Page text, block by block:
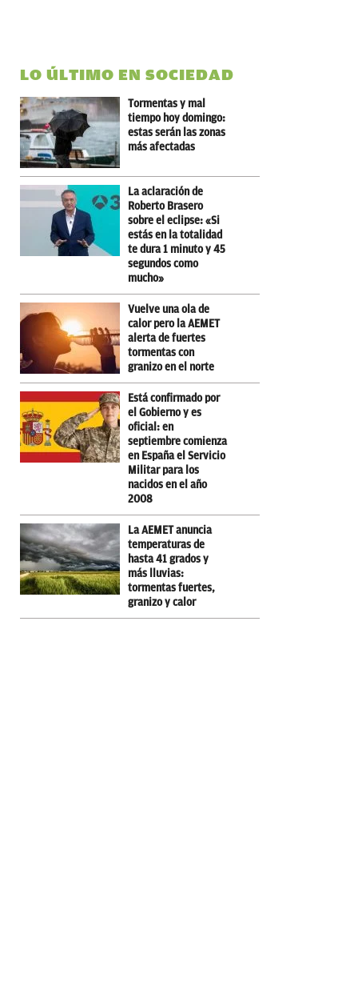
LO ÚLTIMO EN SOCIEDAD
Tormentas y mal
tiempo hoy domingo:
estas serán las zonas
más afectadas
La aclaración de
Roberto Brasero
sobre el eclipse: «Si
estás en la totalidad
te dura 1 minuto y 45
segundos como
mucho»
Vuelve una ola de
calor pero la AEMET
alerta de fuertes
tormentas con
granizo en el norte
Está confirmado por
el Gobierno y es
oficial: en
septiembre comienza
en España el Servicio
Militar para los
nacidos en el año
2008
La AEMET anuncia
temperaturas de
hasta 41 grados y
más lluvias:
tormentas fuertes,
granizo y calor